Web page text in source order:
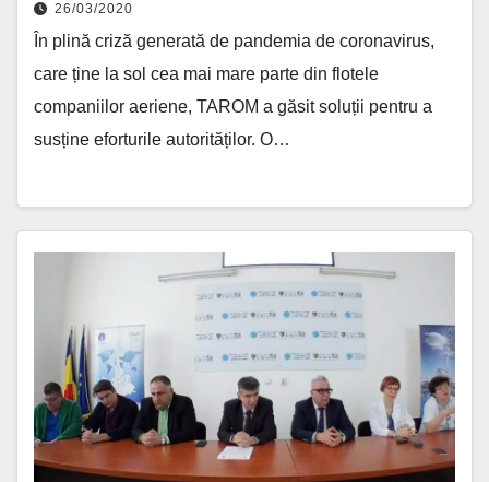
26/03/2020
În plină criză generată de pandemia de coronavirus,
care ține la sol cea mai mare parte din flotele
companiilor aeriene, TAROM a găsit soluții pentru a
susține eforturile autorităților. O…